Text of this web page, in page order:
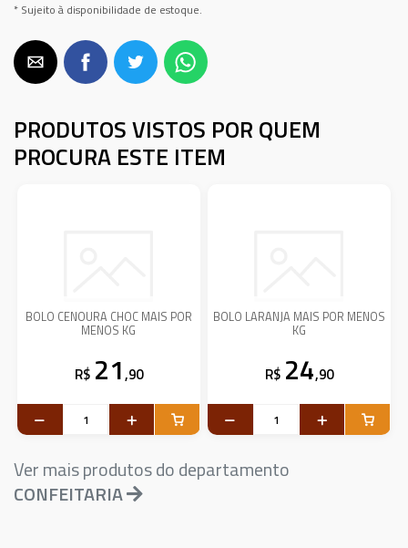
* Sujeito à disponibilidade de estoque.
PRODUTOS VISTOS POR QUEM
PROCURA ESTE ITEM
BOLO CENOURA CHOC MAIS POR
MENOS KG
R$ 21,90
BOLO LARANJA MAIS POR MENOS
KG
R$ 24,90
Ver mais produtos do departamento
CONFEITARIA